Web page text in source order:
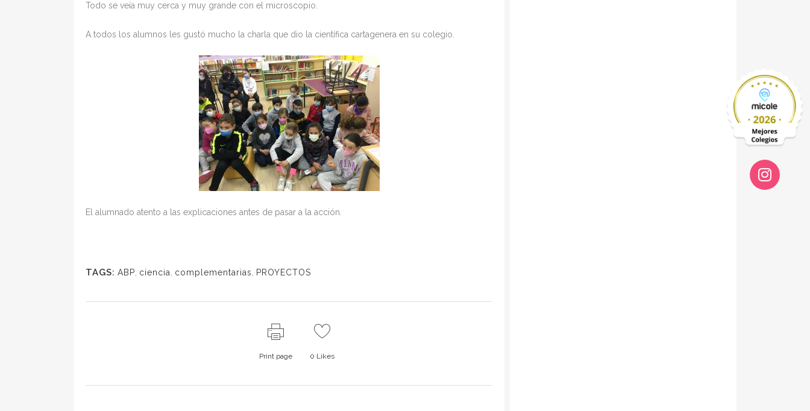
Todo se veía muy cerca y muy grande con el microscopio.
A todos los alumnos les gustó mucho la charla que dio la científica cartagenera en su colegio.
El alumnado atento a las explicaciones antes de pasar a la acción.
TAGS: ABP ciencia complementarias PROYECTOS
Print page 0 Likes